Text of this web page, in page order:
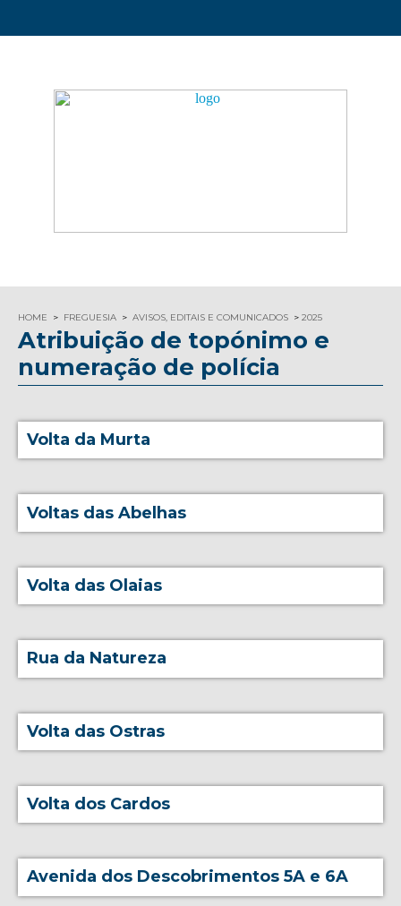
HOME FREGUESIA AVISOS, EDITAIS E COMUNICADOS 2025
Atribuição de topónimo e
numeração de polícia
Volta da Murta
Voltas das Abelhas
Volta das Olaias
Rua da Natureza
Volta das Ostras
Volta dos Cardos
Avenida dos Descobrimentos 5A e 6A